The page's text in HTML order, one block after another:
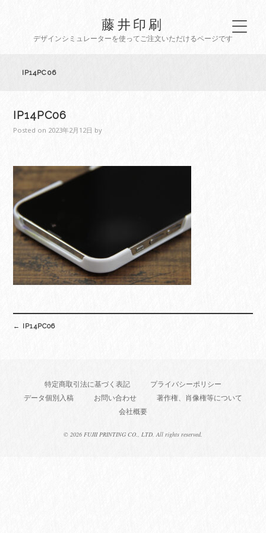
藤井印刷
デザインシミュレーターを使ってご注文いただけるページです
IP14PC06
IP14PC06
Posted on 2023年2月12日 by
navigation
← IP14PC06
特定商取引法に基づく表記
プライバシーポリシー
データ個別入稿
お問い合わせ
著作権、肖像権等について
会社概要
© 2026 FUJII PRINTING CO., LTD. All rights reserved.